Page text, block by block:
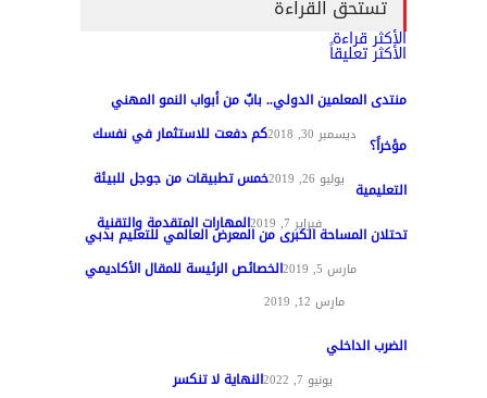
تستحق القراءة
الأكثر قراءة
الأكثر تعليقاً
منتدى المعلمين الدولي.. بابٌ من أبواب النمو المهني
تغطيات ديسمبر 30, 2018 كم دفعت للاستثمار في نفسك مؤخراً؟
مواد عامة يوليو 26, 2019 خمس تطبيقات من جوجل للبيئة التعليمية
تقنيات التعليم فبراير 7, 2019 المهارات المتقدمة والتقنية
تحتلان المساحة الكبرى من المعرض العالمي للتعليم بدبي
مارس 5, 2019 الخصائص الرئيسة للمقال الأكاديمي
مارس 12, 2019
الضرب الداخلي
يونيو 7, 2022 النهاية لا تنكسر